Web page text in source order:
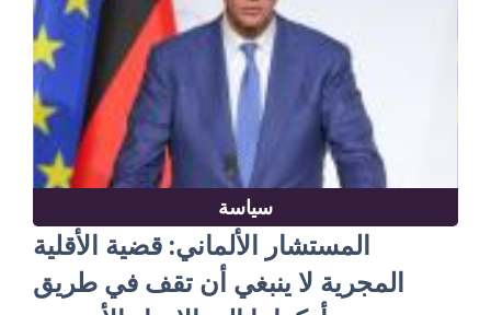
سياسة
المستشار الألماني: قضية الأقلية
المجرية لا ينبغي أن تقف في طريق